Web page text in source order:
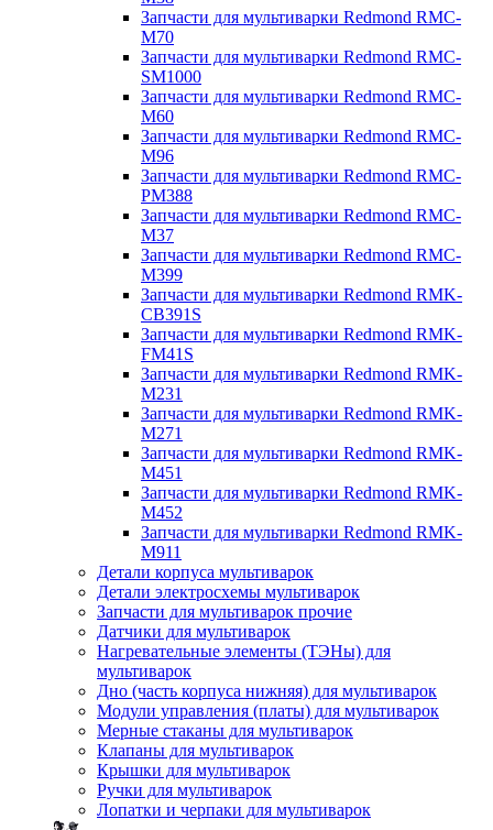
Запчасти для мультиварки Redmond RMC-
M70
Запчасти для мультиварки Redmond RMC-
SM1000
Запчасти для мультиварки Redmond RMC-
M60
Запчасти для мультиварки Redmond RMC-
M96
Запчасти для мультиварки Redmond RMC-
PM388
Запчасти для мультиварки Redmond RMC-
M37
Запчасти для мультиварки Redmond RMC-
M399
Запчасти для мультиварки Redmond RMK-
CB391S
Запчасти для мультиварки Redmond RMK-
FM41S
Запчасти для мультиварки Redmond RMK-
M231
Запчасти для мультиварки Redmond RMK-
M271
Запчасти для мультиварки Redmond RMK-
M451
Запчасти для мультиварки Redmond RMK-
M452
Запчасти для мультиварки Redmond RMK-
M911
Детали корпуса мультиварок
Детали электросхемы мультиварок
Запчасти для мультиварок прочие
Датчики для мультиварок
Нагревательные элементы (ТЭНы) для
мультиварок
Дно (часть корпуса нижняя) для мультиварок
Модули управления (платы) для мультиварок
Мерные стаканы для мультиварок
Клапаны для мультиварок
Крышки для мультиварок
Ручки для мультиварок
Лопатки и черпаки для мультиварок